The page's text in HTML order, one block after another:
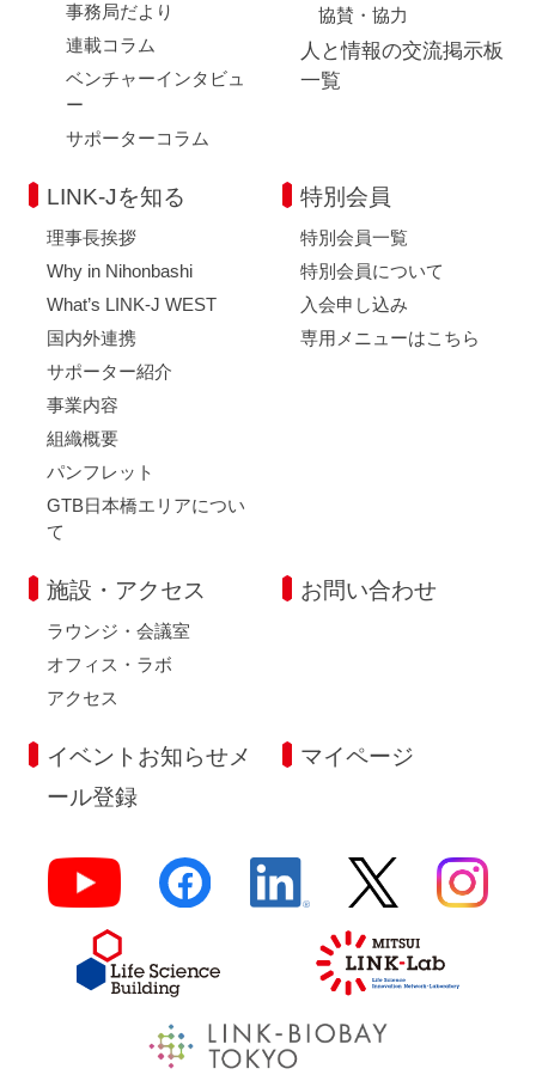
事務局だより
連載コラム
ベンチャーインタビュ
ー
サポーターコラム
協賛・協力
人と情報の交流掲示板
一覧
LINK-Jを知る
理事長挨拶
Why in Nihonbashi
What’s LINK-J WEST
国内外連携
サポーター紹介
事業内容
組織概要
パンフレット
GTB日本橋エリアについ
て
特別会員
特別会員一覧
特別会員について
入会申し込み
専用メニューはこちら
施設・アクセス
ラウンジ・会議室
オフィス・ラボ
アクセス
お問い合わせ
イベントお知らせメ
ール登録
マイページ